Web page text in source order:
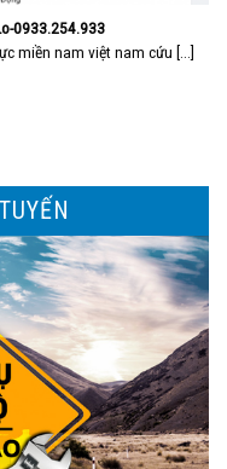
0933.254.933
miền nam việt nam cứu [...]